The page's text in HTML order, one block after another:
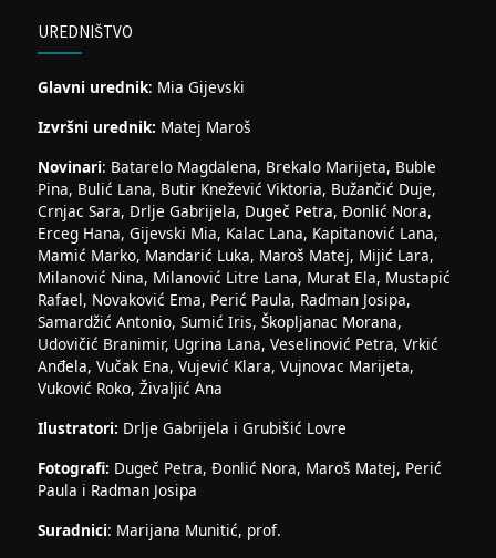
UREDNIŠTVO
Glavni urednik: Mia Gijevski
Izvršni urednik: Matej Maroš
Novinari: Batarelo Magdalena, Brekalo Marijeta, Buble
Pina, Bulić Lana, Butir Knežević Viktoria, Bužančić Duje,
Crnjac Sara, Drlje Gabrijela, Dugeč Petra, Đonlić Nora,
Erceg Hana, Gijevski Mia, Kalac Lana, Kapitanović Lana,
Mamić Marko, Mandarić Luka, Maroš Matej, Mijić Lara,
Milanović Nina, Milanović Litre Lana, Murat Ela, Mustapić
Rafael, Novaković Ema, Perić Paula, Radman Josipa,
Samardžić Antonio, Sumić Iris, Škopljanac Morana,
Udovičić Branimir, Ugrina Lana, Veselinović Petra, Vrkić
Anđela, Vučak Ena, Vujević Klara, Vujnovac Marijeta,
Vuković Roko, Živaljić Ana
Ilustratori: Drlje Gabrijela i Grubišić Lovre
Fotografi: Dugeč Petra, Đonlić Nora, Maroš Matej, Perić
Paula i Radman Josipa
Suradnici: Marijana Munitić, prof.